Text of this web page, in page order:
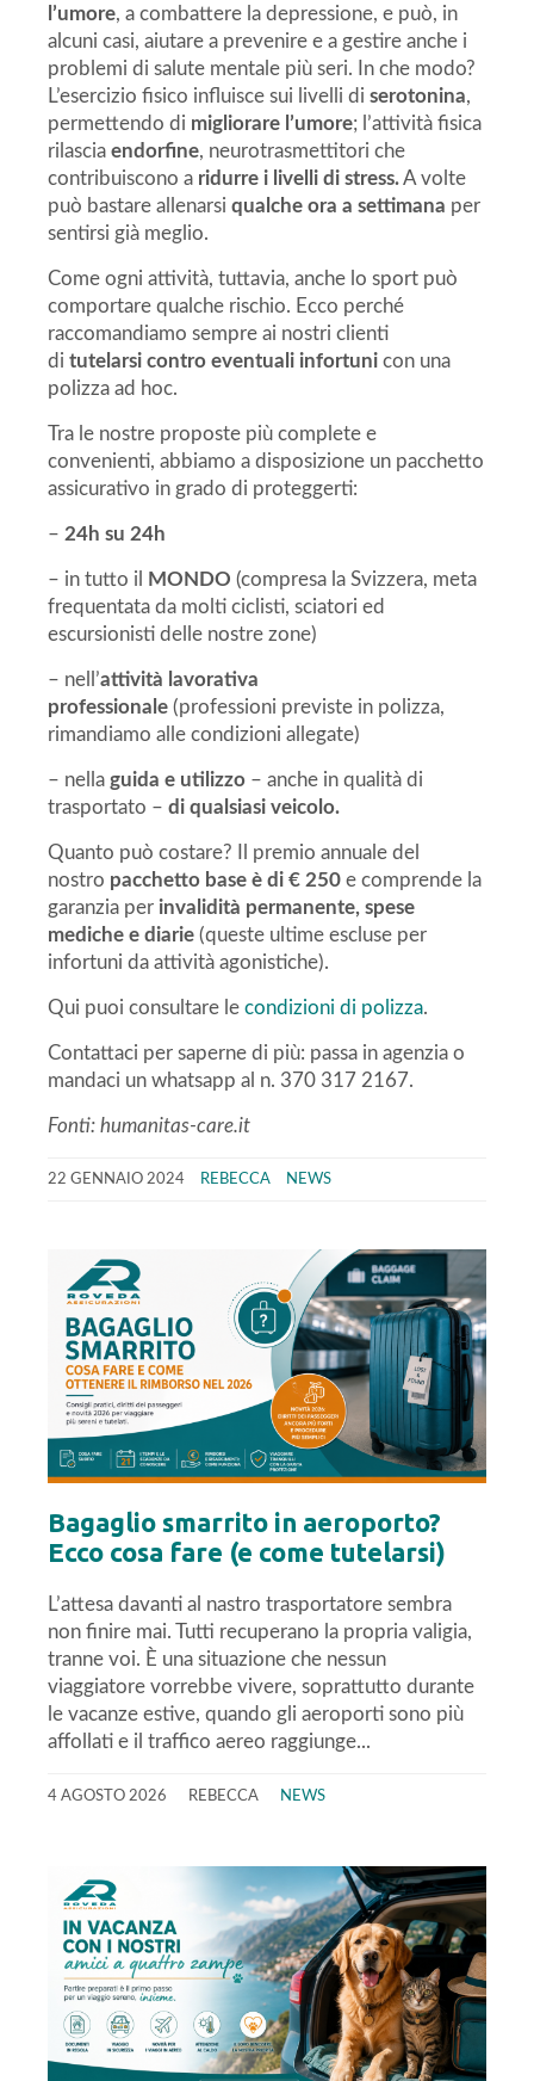
l’umore, a combattere la depressione, e può, in
alcuni casi, aiutare a prevenire e a gestire anche i
problemi di salute mentale più seri. In che modo?
L’esercizio fisico influisce sui livelli di serotonina,
permettendo di migliorare l’umore; l’attività fisica
rilascia endorfine, neurotrasmettitori che
contribuiscono a ridurre i livelli di stress.A volte
può bastare allenarsi qualche ora a settimana per
sentirsi già meglio.
Come ogni attività, tuttavia, anche lo sport può
comportare qualche rischio. Ecco perché
raccomandiamo sempre ai nostri clienti
di tutelarsi contro eventuali infortuni con una
polizza ad hoc.
Tra le nostre proposte più complete e
convenienti, abbiamo a disposizione un pacchetto
assicurativo in grado di proteggerti:
– 24h su 24h
– in tutto il MONDO (compresa la Svizzera, meta
frequentata da molti ciclisti, sciatori ed
escursionisti delle nostre zone)
– nell’attività lavorativa
professionale (professioni previste in polizza,
rimandiamo alle condizioni allegate)
– nella guida e utilizzo – anche in qualità di
trasportato – di qualsiasi veicolo.
Quanto può costare? Il premio annuale del
nostro pacchetto base è di € 250 e comprende la
garanzia per invalidità permanente, spese
mediche e diarie (queste ultime escluse per
infortuni da attività agonistiche).
Qui puoi consultare le condizioni di polizza.
Contattaci per saperne di più: passa in agenzia o
mandaci un whatsapp al n. 370 317 2167.
Fonti: humanitas-care.it
22 GENNAIO 2024 REBECCA NEWS
Bagaglio smarrito in aeroporto?
Ecco cosa fare (e come tutelarsi)
L’attesa davanti al nastro trasportatore sembra
non finire mai. Tutti recuperano la propria valigia,
tranne voi. È una situazione che nessun
viaggiatore vorrebbe vivere, soprattutto durante
le vacanze estive, quando gli aeroporti sono più
affollati e il traffico aereo raggiunge...
4 AGOSTO 2026 REBECCA NEWS